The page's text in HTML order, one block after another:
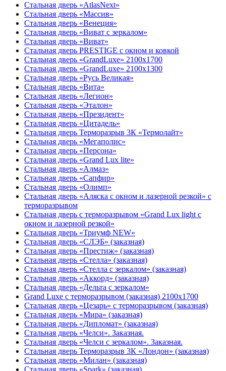
Стальная дверь «AtlasNext»
Стальная дверь «Массив»
Стальная дверь «Венеция»
Стальная дверь «Виват с зеркалом»
Стальная дверь «Виват»
Стальная дверь PRESTIGE с окном и ковкой
Стальная дверь «GrandLuxe» 2100х1700
Стальная дверь «GrandLuxe» 2100х1300
Стальная дверь «Русь Великая»
Стальная дверь «Вита»
Стальная дверь «Легион»
Стальная дверь «Эталон»
Стальная дверь «Президент»
Стальная дверь «Цитадель»
Стальная дверь Терморазрыв 3К «Термолайт»
Стальная дверь «Мегаполис»
Стальная дверь «Персона»
Стальная дверь «Grand Lux lite»
Стальная дверь «Алмаз»
Стальная дверь «Сапфир»
Стальная дверь «Олимп»
Стальная дверь «Аляска с окном и лазерной резкой» с
терморазрывом
Стальная дверь с терморазрывом «Grand Lux light с
окном и лазерной резкой»
Стальная дверь «Триумф NEW»
Стальная дверь «СЛЭБ» (заказная)
Стальная дверь «Престиж» (заказная)
Стальная дверь «Стелла» (заказная)
Стальная дверь «Стелла с зеркалом» (заказная)
Стальная дверь «Аккорд» (заказная)
Стальная дверь «Дельта с зеркалом»
Grand Luxe с терморазрывом (заказная) 2100х1700
Стальная дверь «Цезарь» с терморазрывом (заказная)
Стальная дверь «Мира» (заказная)
Стальная дверь «Дипломат» (заказная)
Стальная дверь «Челси». Заказная.
Стальная дверь «Челси с зеркалом». Заказная.
Стальная дверь Терморазрыв 3К «Лондон» (заказная)
Стальная дверь «Милан» (заказная)
Стальная дверь «Spark» (заказная)